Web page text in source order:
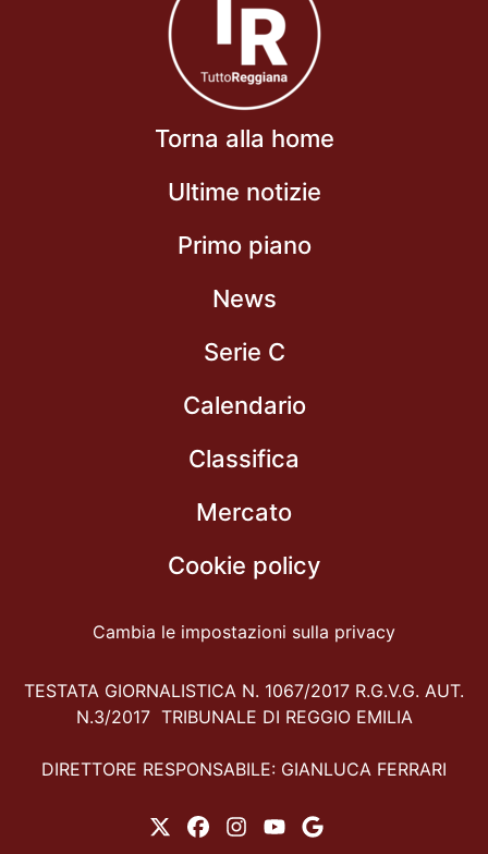
Torna alla home
Ultime notizie
Primo piano
News
Serie C
Calendario
Classifica
Mercato
Cookie policy
Cambia le impostazioni sulla privacy
TESTATA GIORNALISTICA N. 1067/2017 R.G.V.G. AUT.
N.3/2017 TRIBUNALE DI REGGIO EMILIA
DIRETTORE RESPONSABILE: GIANLUCA FERRARI